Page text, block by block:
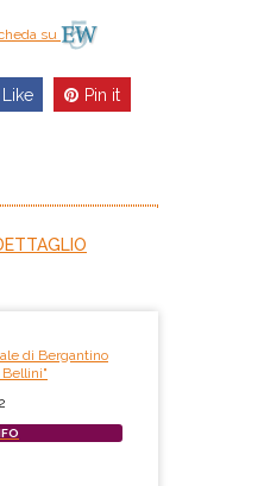
su
Like Pin it
di Bergantino